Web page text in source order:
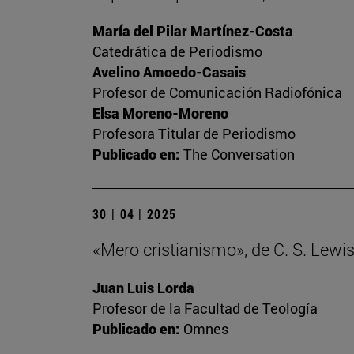
María del Pilar Martínez-Costa
Catedrática de Periodismo
Avelino Amoedo-Casais
Profesor de Comunicación Radiofónica
Elsa Moreno-Moreno
Profesora Titular de Periodismo
Publicado en: The Conversation
30 | 04 | 2025
«Mero cristianismo», de C. S. Lewis
Juan Luis Lorda
Profesor de la Facultad de Teología
Publicado en: Omnes